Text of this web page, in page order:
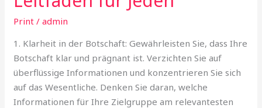
Print /admin
1. Klarheit in der Botschaft: Gewährleisten Sie, dass Ihre
Botschaft klar und prägnant ist. Verzichten Sie auf
überflüssige Informationen und konzentrieren Sie sich
auf das Wesentliche. Denken Sie daran, welche
Informationen für Ihre Zielgruppe am relevantesten
Flyers:
Ein
Leitfaden
für
Jeden